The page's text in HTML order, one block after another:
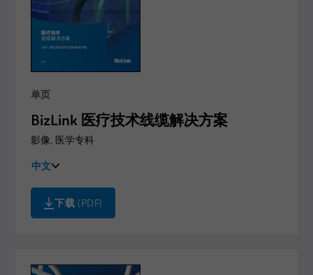
单页
BizLink 医疗技术线缆解决方案
影像 医学专科
中文
English
下载 (PDF)